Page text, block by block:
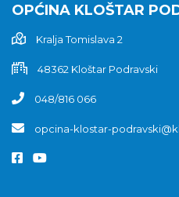
OPĆINA KLOŠTAR
Kralja Tomislava 2
48362 Kloštar Podravski
048/816 066
opcina-klostar-